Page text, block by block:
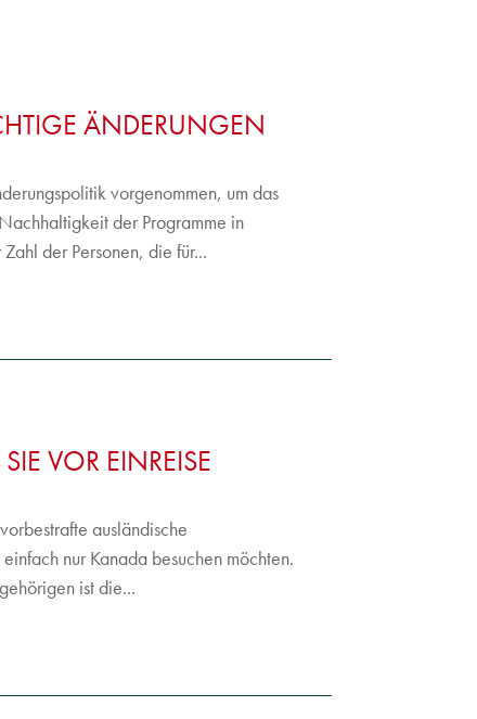
ÄNDERUNGEN
vorgenommen, um das
der Programme in
der Personen, die für...
VOR EINREISE
ausländische
nur Kanada besuchen möchten.
ist die...